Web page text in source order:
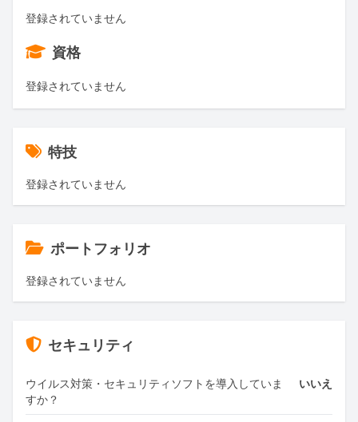
登録されていません
資格
登録されていません
特技
登録されていません
ポートフォリオ
登録されていません
セキュリティ
ウイルス対策・セキュリティソフトを導入していま
すか？
いいえ